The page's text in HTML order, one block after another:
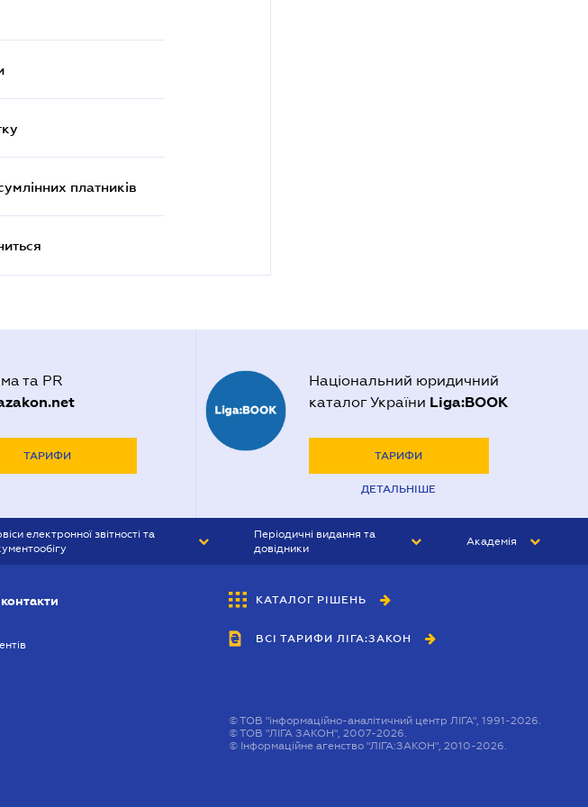
платників
та PR
ТАРИФИ
Національний юридичний
каталог України Liga:BOOK
ТАРИФИ
ДЕТАЛЬНІШЕ
електронної звітності та
Періодичні видання та
довідники
БУХГАЛТЕР&ЗАКОН
ВІСНИК МСФЗ
Академія
КАТАЛОГ РІШЕНЬ
ВСІ ТАРИФИ ЛІГА:ЗАКОН
©ТОВ "інформаційно-аналітичний центр ЛІГА", 1991-2026.
©ТОВ "ЛІГА ЗАКОН", 2007-2026.
© Інформаційне агенство "ЛІГА:ЗАКОН", 2010-2026.